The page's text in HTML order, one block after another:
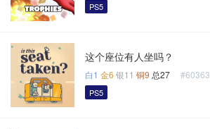
PS5
这个座位有人坐吗？
白1 金6 银11 铜9 总27 #60363
PS5